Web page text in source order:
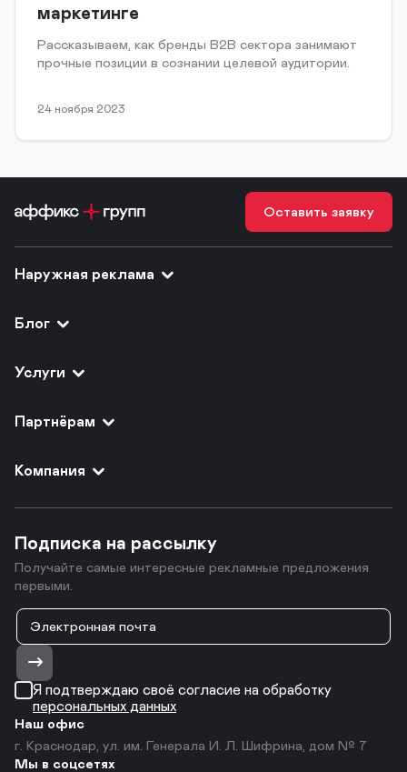
маркетинге
Рассказываем, как бренды B2B сектора занимают
прочные позиции в сознании целевой аудитории.
24 ноября 2023
Оставить заявку
Наружная реклама
Блог
Услуги
Партнёрам
Компания
Подписка на рассылку
Получайте самые интересные рекламные предложения
первыми.
Я подтверждаю своё согласие на обработку
персональных данных
Наш офис
г. Краснодар, ул. им. Генерала И. Л. Шифрина, дом № 7
Мы в соцсетях